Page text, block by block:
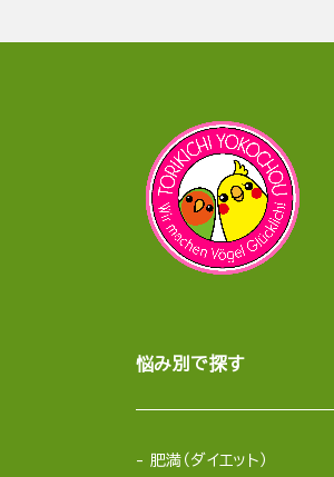
悩み別で探す
肥満（ダイエット）